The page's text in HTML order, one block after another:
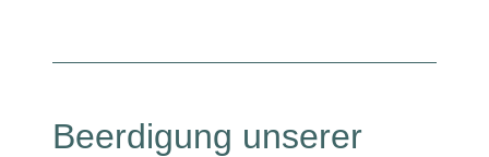
Beerdigung unserer